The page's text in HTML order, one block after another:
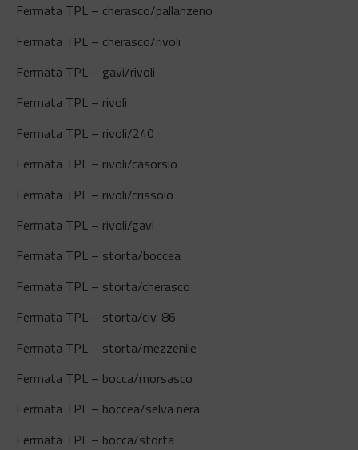
Fermata TPL – cherasco/pallanzeno
Fermata TPL – cherasco/rivoli
Fermata TPL – gavi/rivoli
Fermata TPL – rivoli
Fermata TPL – rivoli/240
Fermata TPL – rivoli/casorsio
Fermata TPL – rivoli/crissolo
Fermata TPL – rivoli/gavi
Fermata TPL – storta/boccea
Fermata TPL – storta/cherasco
Fermata TPL – storta/civ. 86
Fermata TPL – storta/mezzenile
Fermata TPL – bocca/morsasco
Fermata TPL – boccea/selva nera
Fermata TPL – bocca/storta